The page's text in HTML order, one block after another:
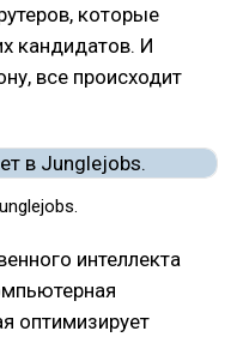
которые
кандидатов. И
все происходит
интеллекта
оптимизирует